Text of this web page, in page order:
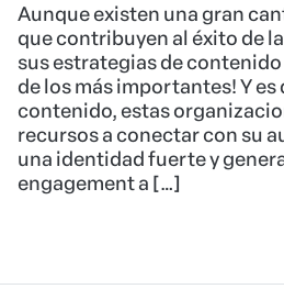
Aunque existen una gran
que contribuyen al éxito de
sus estrategias de contenido
de los más importantes! Y es
contenido, estas
recursos a conectar con su
una identidad fuerte y
engagement a […]